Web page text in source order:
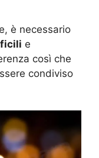
è necessario
e
così che
condiviso